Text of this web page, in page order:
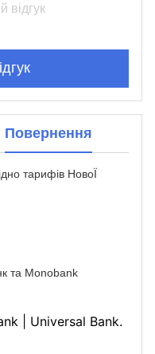
відгук
Повернення
тарифів НовоЇ
та Monobank
| Universal Bank.